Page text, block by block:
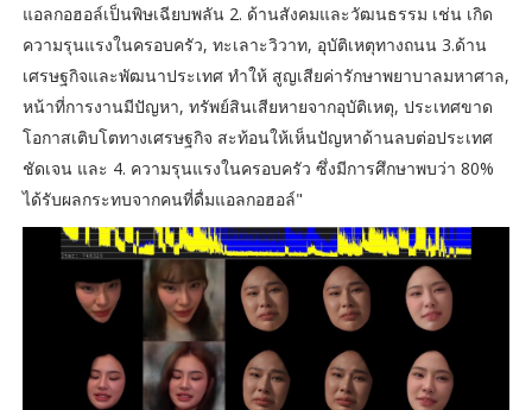
แอลกอฮอล์เป็นพิษเฉียบพลัน 2. ด้านสังคมและวัฒนธรรม เช่น เกิด
ความรุนแรงในครอบครัว, ทะเลาะวิวาท, อุบัติเหตุทางถนน 3.ด้าน
เศรษฐกิจและพัฒนาประเทศ ทำให้ สูญเสียค่ารักษาพยาบาลมหาศาล,
หน้าที่การงานมีปัญหา, ทรัพย์สินเสียหายจากอุบัติเหตุ, ประเทศขาด
โอกาสเติบโตทางเศรษฐกิจ สะท้อนให้เห็นปัญหาด้านลบต่อประเทศ
ชัดเจน และ 4. ความรุนแรงในครอบครัว ซึ่งมีการศึกษาพบว่า 80%
ได้รับผลกระทบจากคนที่ดื่มแอลกอฮอล์"